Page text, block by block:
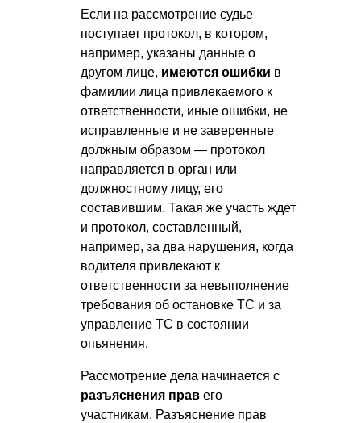
Если на рассмотрение судье
поступает протокол, в котором,
например, указаны данные о
другом лице, имеются ошибки в
фамилии лица привлекаемого к
ответственности, иные ошибки, не
исправленные и не заверенные
должным образом — протокол
направляется в орган или
должностному лицу, его
составившим. Такая же участь ждет
и протокол, составленный,
например, за два нарушения, когда
водителя привлекают к
ответственности за невыполнение
требования об остановке ТС и за
управление ТС в состоянии
опьянения.
Рассмотрение дела начинается с
разъяснения прав его
участникам. Разъяснение прав